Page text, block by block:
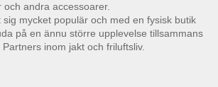
andra accessoarer.
sig mycket populär och med en fysisk butik
på en ännu större upplevelse tillsammans
inom jakt och friluftsliv.